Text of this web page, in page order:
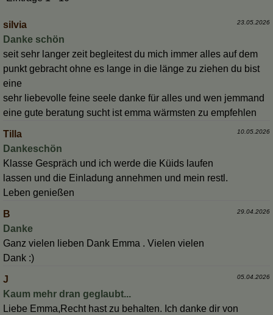
silvia 23.05.2026
Danke schön
seit sehr langer zeit begleitest du mich immer alles auf dem
punkt gebracht ohne es lange in die länge zu ziehen du bist
eine
sehr liebevolle feine seele danke für alles und wen jemmand
eine gute beratung sucht ist emma wärmsten zu empfehlen
Tilla 10.05.2026
Dankeschön
Klasse Gespräch und ich werde die Küids laufen
lassen und die Einladung annehmen und mein restl.
Leben genießen
B 29.04.2026
Danke
Ganz vielen lieben Dank Emma . Vielen vielen
Dank :)
J 05.04.2026
Kaum mehr dran geglaubt...
Liebe Emma,Recht hast zu behalten. Ich danke dir von